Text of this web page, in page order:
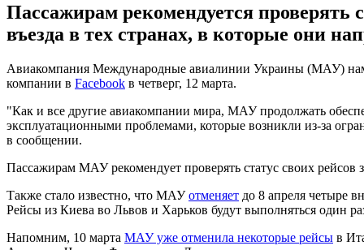
Пассажирам рекомендуется проверять
въезда в тех странах, в которые они
Авиакомпания Международные авиалинии Украины (МАУ)
компании в Facebook в четверг, 12 марта.
"Как и все другие авиакомпании мира, МАУ продолжать
эксплуатационными проблемами, которые возникли из-за
в сообщении.
Пассажирам МАУ рекомендует проверять статус своих рейсов
Также стало известно, что МАУотменяет до 8 апреля четыре
Рейсы из Киева во Львов и Харьков будут выполняться один
Напомним, 10 марта МАУ уже отменила некоторые рейсы в